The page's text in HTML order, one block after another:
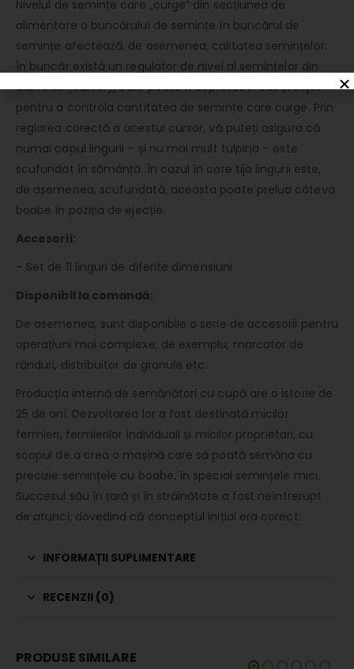
Nivelul de semințe care „curge” din secțiunea de
alimentare a buncărului de semințe în buncărul de
semințe afectează, de asemenea, calitatea semințelor.
În buncăr există un regulator de nivel al semințelor din
aluminiu (cursor), care poate fi deplasat în sus și în jos
pentru a controla cantitatea de semințe care curge. Prin
reglarea corectă a acestui cursor, vă puteți asigura că
numai capul lingurii – și nu mai mult tulpina – este
scufundat în sămânță. În cazul în care tija lingurii este,
de asemenea, scufundată, aceasta poate prelua câteva
boabe în poziția de ejecție.
Accesorii:
– Set de 11 linguri de diferite dimensiuni
Disponibil la comandă:
De asemenea, sunt disponibile o serie de accesorii pentru
operațiuni mai complexe, de exemplu, marcator de
rânduri, distribuitor de granule etc.
Producția internă de semănători cu cupă are o istorie de
25 de ani. Dezvoltarea lor a fost destinată micilor
fermieri, fermierilor individuali și micilor proprietari, cu
scopul de a crea o mașină care să poată semăna cu
precizie semințele cu boabe, în special semințele mici.
Succesul său în țară și în străinătate a fost neîntrerupt
de atunci, dovedind că conceptul inițial era corect.
INFORMAȚII SUPLIMENTARE
RECENZII (0)
PRODUSE SIMILARE